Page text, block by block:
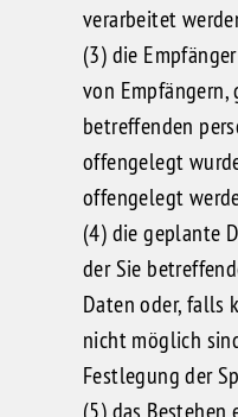
verarbeitet
(3) die
von Empfängern,
betreffenden
offengelegt
offengelegt
(4) die geplante
der Sie
Daten oder, falls
nicht möglich
Festlegung der
(5) das Bestehen